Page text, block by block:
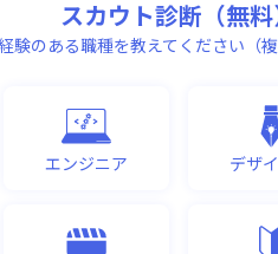
スカウト診断（無料
験のある職種を教えてください（複
エンジニア デザ